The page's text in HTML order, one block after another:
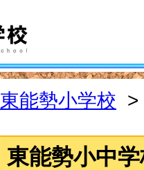
東能勢小学校 >
東能勢小中